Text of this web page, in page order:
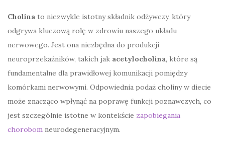
Cholina to niezwykle istotny składnik odżywczy, który
odgrywa kluczową rolę w zdrowiu naszego układu
nerwowego. Jest ona niezbędna do produkcji
neuroprzekaźników, takich jak acetylocholina, które są
fundamentalne dla prawidłowej komunikacji pomiędzy
komórkami nerwowymi. Odpowiednia podaż choliny w diecie
może znacząco wpłynąć na poprawę funkcji poznawczych, co
jest szczególnie istotne w kontekście zapobiegania
chorobom neurodegeneracyjnym.